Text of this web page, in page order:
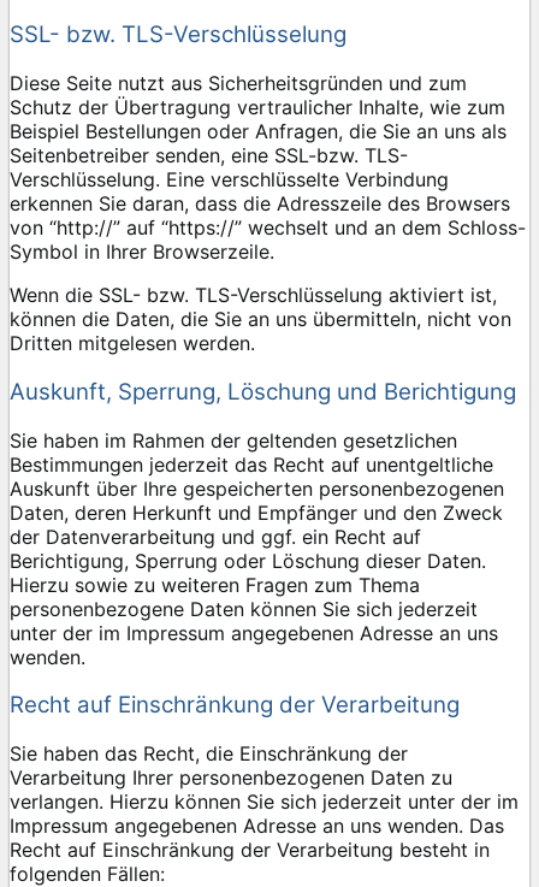
SSL- bzw. TLS-Verschlüsselung
Diese Seite nutzt aus Sicherheitsgründen und zum
Schutz der Übertragung vertraulicher Inhalte, wie zum
Beispiel Bestellungen oder Anfragen, die Sie an uns als
Seitenbetreiber senden, eine SSL-bzw. TLS-
Verschlüsselung. Eine verschlüsselte Verbindung
erkennen Sie daran, dass die Adresszeile des Browsers
von “http://” auf “https://” wechselt und an dem Schloss-
Symbol in Ihrer Browserzeile.
Wenn die SSL- bzw. TLS-Verschlüsselung aktiviert ist,
können die Daten, die Sie an uns übermitteln, nicht von
Dritten mitgelesen werden.
Auskunft, Sperrung, Löschung und Berichtigung
Sie haben im Rahmen der geltenden gesetzlichen
Bestimmungen jederzeit das Recht auf unentgeltliche
Auskunft über Ihre gespeicherten personenbezogenen
Daten, deren Herkunft und Empfänger und den Zweck
der Datenverarbeitung und ggf. ein Recht auf
Berichtigung, Sperrung oder Löschung dieser Daten.
Hierzu sowie zu weiteren Fragen zum Thema
personenbezogene Daten können Sie sich jederzeit
unter der im Impressum angegebenen Adresse an uns
wenden.
Recht auf Einschränkung der Verarbeitung
Sie haben das Recht, die Einschränkung der
Verarbeitung Ihrer personenbezogenen Daten zu
verlangen. Hierzu können Sie sich jederzeit unter der im
Impressum angegebenen Adresse an uns wenden. Das
Recht auf Einschränkung der Verarbeitung besteht in
folgenden Fällen: